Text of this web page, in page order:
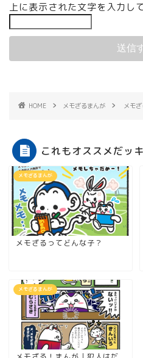
上に表示された文字を入力し
HOME メモざるまんが メモ
これもオススメだッ
メモざるまんが
メモざるってどんな子？
メモざるまんが